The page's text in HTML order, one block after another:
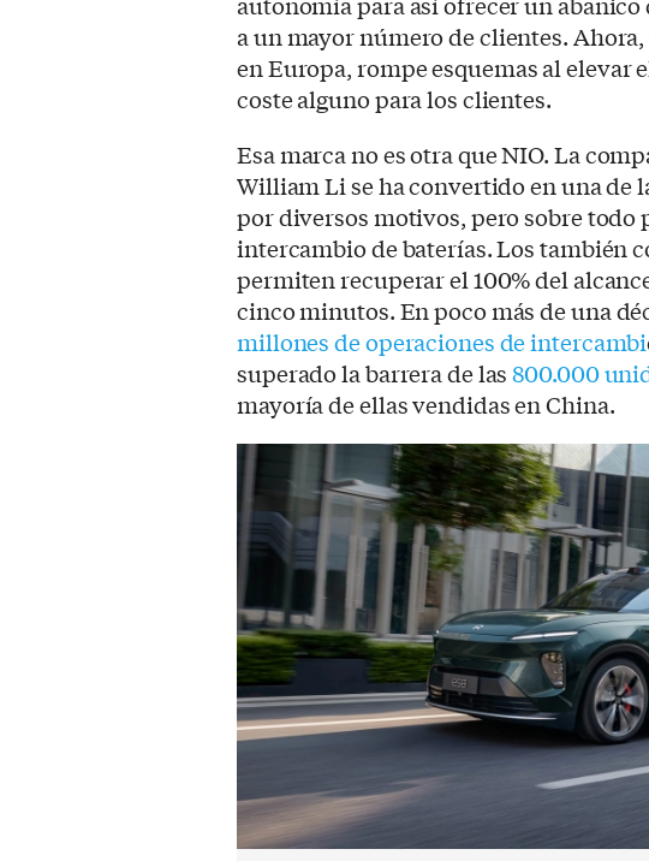
a un mayor número de clientes.
en Europa, rompe esquemas al elevar
coste alguno para los clientes.
Esa marca no es otra que NIO. La
William Li se ha convertido en una de
por diversos motivos, pero sobre todo
intercambio de baterías. Los también
permiten recuperar el 100% del
cinco minutos. En poco más de una
millones de operaciones de intercambi
superado la barrera de las800.000
mayoría de ellas vendidas en China.